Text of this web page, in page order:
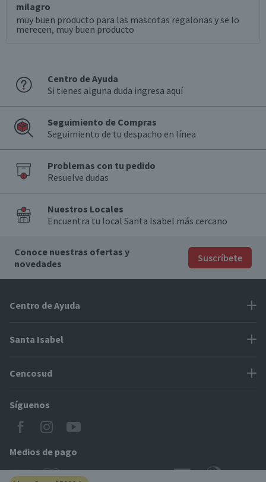
milagro
muy buen producto para las mascotas regalonas y se lo
merecen, muy buen producto
Centro de Ayuda
Si tienes alguna duda ingresa aquí
Seguimiento de Compras
Seguimiento de tu despacho en línea
Problemas con tu pedido
Resuelve dudas
Nuestros Locales
Encuentra tu local Santa Isabel más cercano
Conoce nuestras ofertas y
novedades
Suscríbete
Centro de Ayuda
Problemas con tu pedido
Cómo modificar mis datos
Modos de entrega y cobertura
Locales Santa Isabel
Servicio al cliente
Santa Isabel
Proveedores
CyberDay
BlackFriday
CencoBlack
Cencosud
Paris
Jumbo
Easy
Tarjeta Cencosud Scotiabank
Síguenos
Medios de pago